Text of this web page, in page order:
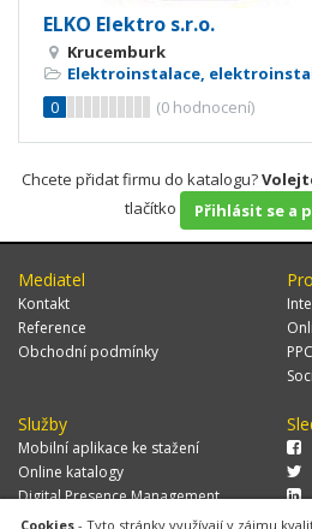
ELKO Elektro s.r.o.
Krucemburk
Elektroinstalace,
0
(0 hodnocení)
Chcete přidat firmu do katalogu?
tlačítko
Přihlásit se a
Mediatel
Kontakt
Reference
Obchodní podmínky
Služby
Mobilní aplikace ke stažení
Online katalogy
Digital Presence Management
Více zákazníků
Cookies - Tyto stránky využívají v zájmu